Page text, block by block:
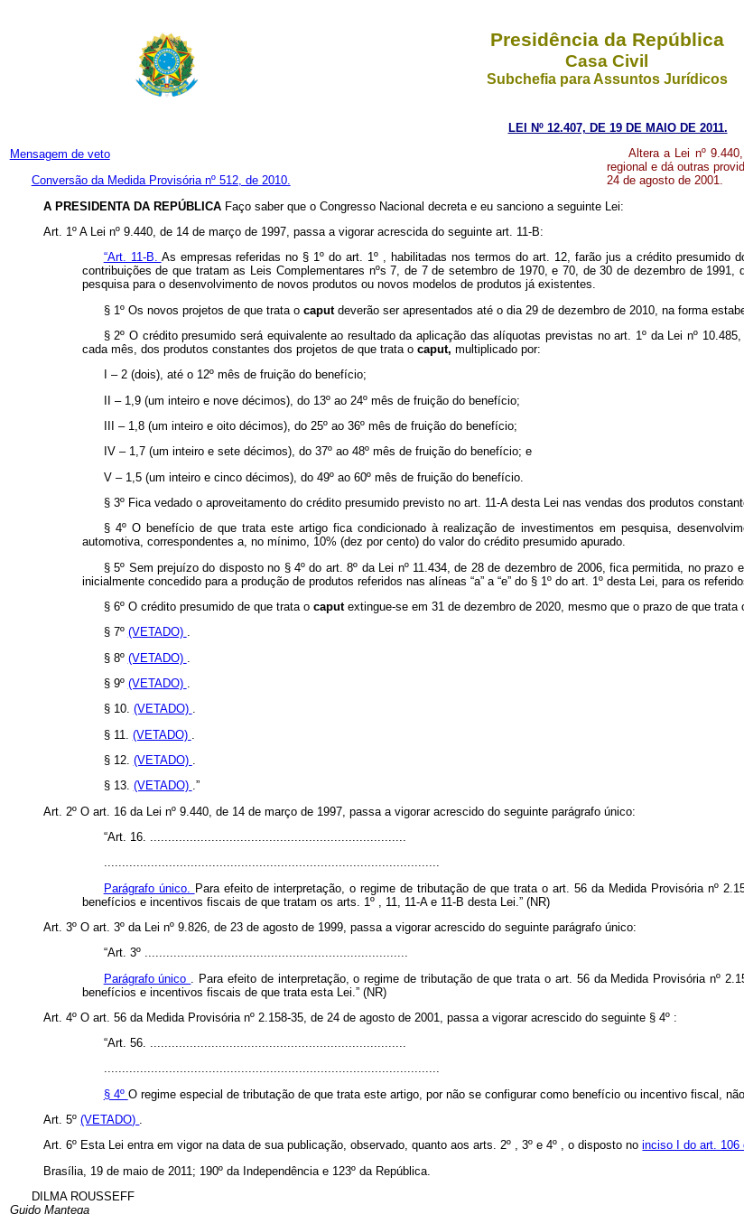
Presidência da República
Casa Civil
Subchefia para Assuntos Jurídicos
LEI Nº 12.407, DE 19 DE MAIO DE 2011.
Mensagem de veto
Conversão da Medida Provisória nº 512, de 2010.
Altera a Lei nº
regional e dá outras
24 de agosto de 2001.
A PRESIDENTA DA REPÚBLICA Faço saber que o Congresso Nacional decreta e eu sanciono a seguinte Lei:
Art. 1º A Lei nº 9.440, de 14 de março de 1997, passa a vigorar acrescida do seguinte art. 11-B:
“Art. 11-B. As empresas referidas no § 1º do art. 1º , habilitadas nos termos do art. 12, farão jus a crédito presumido
contribuições de que tratam as Leis Complementares nºs 7, de 7 de setembro de 1970, e 70, de 30 de dezembro de
pesquisa para o desenvolvimento de novos produtos ou novos modelos de produtos já existentes.
§ 1º Os novos projetos de que trata o caput deverão ser apresentados até o dia 29 de dezembro de 2010, na forma
§ 2º O crédito presumido será equivalente ao resultado da aplicação das alíquotas previstas no art. 1º da Lei nº
cada mês, dos produtos constantes dos projetos de que trata o caput, multiplicado por:
I – 2 (dois), até o 12º mês de fruição do benefício;
II – 1,9 (um inteiro e nove décimos), do 13º ao 24º mês de fruição do benefício;
III – 1,8 (um inteiro e oito décimos), do 25º ao 36º mês de fruição do benefício;
IV – 1,7 (um inteiro e sete décimos), do 37º ao 48º mês de fruição do benefício; e
V – 1,5 (um inteiro e cinco décimos), do 49º ao 60º mês de fruição do benefício.
§ 3º Fica vedado o aproveitamento do crédito presumido previsto no art. 11-A desta Lei nas vendas dos produtos
§ 4º O benefício de que trata este artigo fica condicionado à realização de investimentos em pesquisa,
automotiva, correspondentes a, no mínimo, 10% (dez por cento) do valor do crédito presumido apurado.
§ 5º Sem prejuízo do disposto no § 4º do art. 8º da Lei nº 11.434, de 28 de dezembro de 2006, fica permitida, no
inicialmente concedido para a produção de produtos referidos nas alíneas “a” a “e” do § 1º do art. 1º desta Lei, para os
§ 6º O crédito presumido de que trata o caput extingue-se em 31 de dezembro de 2020, mesmo que o prazo de que trata
§ 7º (VETADO) .
§ 8º (VETADO)
§ 9º (VETADO)
§ 10. (VETADO) .
§ 11. (VETADO)
§ 12. (VETADO)
§ 13. (VETADO) .”
Art. 2º O art. 16 da Lei nº 9.440, de 14 de março de 1997, passa a vigorar acrescido do seguinte parágrafo único:
“Art. 16. .......................................................................
.............................................................................................
Parágrafo único. Para efeito de interpretação, o regime de tributação de que trata o art. 56 da Medida Provisória nº
benefícios e incentivos fiscais de que tratam os arts. 1º , 11, 11-A e 11-B desta Lei.” (NR)
Art. 3º O art. 3º da Lei nº 9.826, de 23 de agosto de 1999, passa a vigorar acrescido do seguinte parágrafo único:
“Art. 3º .........................................................................
Parágrafo único
Para efeito de interpretação, o regime de tributação de que trata o art. 56 da Medida Provisória nº
benefícios e incentivos fiscais de que trata esta Lei.” (NR)
Art. 4º O art. 56 da Medida Provisória nº 2.158-35, de 24 de agosto de 2001, passa a vigorar acrescido do seguinte § 4º :
“Art. 56. .......................................................................
.............................................................................................
§ 4º O regime especial de tributação de que trata este artigo, por não se configurar como benefício ou incentivo fiscal,
Art. 5º(VETADO) .
Art. 6º Esta Lei entra em vigor na data de sua publicação, observado, quanto aos arts. 2º , 3º e 4º , o disposto noinciso I do art. 106
Brasília, 19 de maio de 2011; 190º da Independência e 123º da República.
DILMA ROUSSEFF
Guido Mantega